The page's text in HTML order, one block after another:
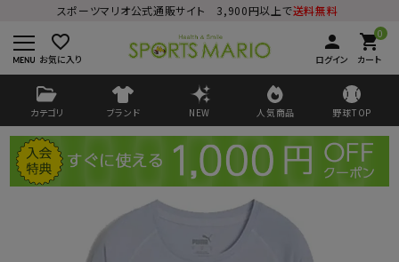
スポーツマリオ公式通販サイト 3,900円以上で送料無料
favorite_border
お気に入り
person
ログイン
0
shopping_cart
カート
カテゴリ ブランド NEW 人気商品 野球TOP
ようこそ ゲスト 様